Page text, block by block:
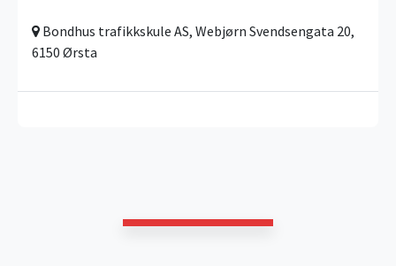
Bondhus trafikkskule AS, Webjørn Svendsengata 20,
6150 Ørsta